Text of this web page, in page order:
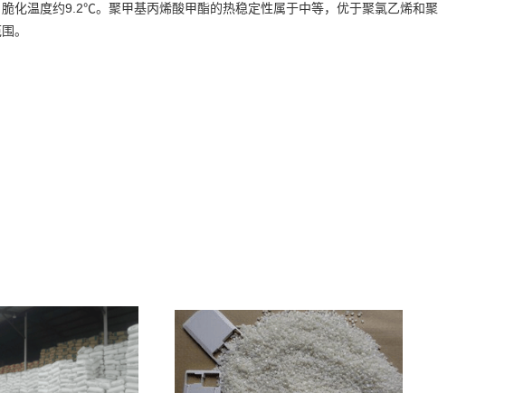
化温度约9.2℃。聚甲基丙烯酸甲酯的热稳定性属于中等，优于聚氯乙烯和聚
。